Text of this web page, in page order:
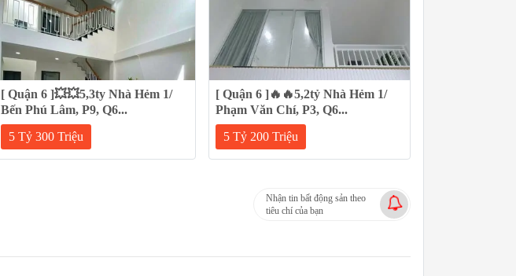
[ Quận 6 ]💥💥5,3ty Nhà Hẻm 1/
Bến Phú Lâm, P9, Q6...
5 Tỷ 300 Triệu
[ Quận 6 ]🔥🔥5,2tỷ Nhà Hẻm 1/
Phạm Văn Chí, P3, Q6...
5 Tỷ 200 Triệu
Nhận tin bất động sản theo
tiêu chí của bạn